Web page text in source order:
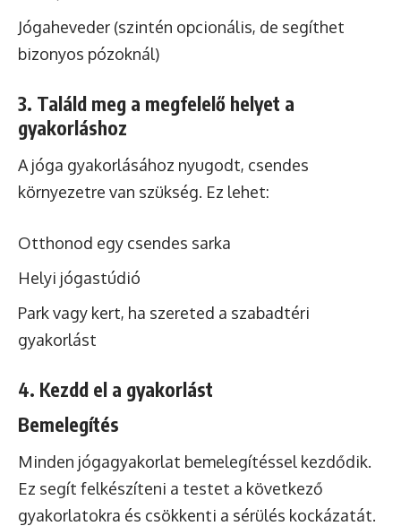
Jógaheveder (szintén opcionális, de segíthet
bizonyos pózoknál)
3. Találd meg a megfelelő helyet a
gyakorláshoz
A jóga gyakorlásához nyugodt, csendes
környezetre van szükség. Ez lehet:
Otthonod egy csendes sarka
Helyi jógastúdió
Park vagy kert, ha szereted a szabadtéri
gyakorlást
4. Kezdd el a gyakorlást
Bemelegítés
Minden jógagyakorlat bemelegítéssel kezdődik.
Ez segít felkészíteni a testet a következő
gyakorlatokra és csökkenti a sérülés kockázatát.